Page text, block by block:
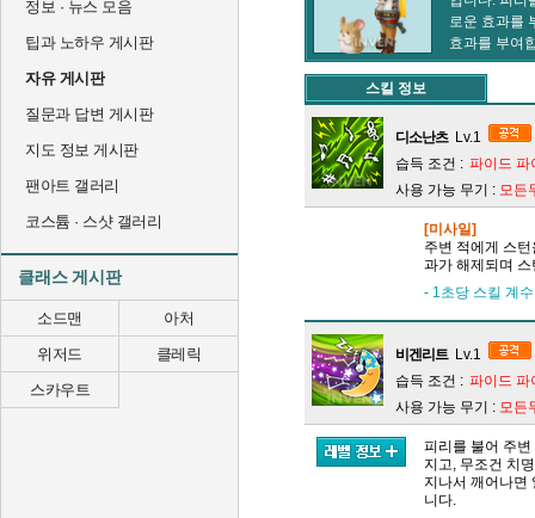
정보 · 뉴스 모음
팁과 노하우 게시판
자유 게시판
질문과 답변 게시판
지도 정보 게시판
팬아트 갤러리
코스튬 · 스샷 갤러리
클래스 게시판
소드맨
아처
위저드
클레릭
스카우트
로운 효과를
효과를 부여
스킬 정보
디소난츠 Lv.1
습득 조건 : 파이드 파
사용 가능 무기 : 모든
[미사일]
주변 적에게 스
과가 해제되며
- 1초당 스킬 계
비겐리트 Lv.1
습득 조건 : 파이드 파
사용 가능 무기 : 모든
피리를 불어 주
지고, 무조건 치
지나서 깨어나면
니다.